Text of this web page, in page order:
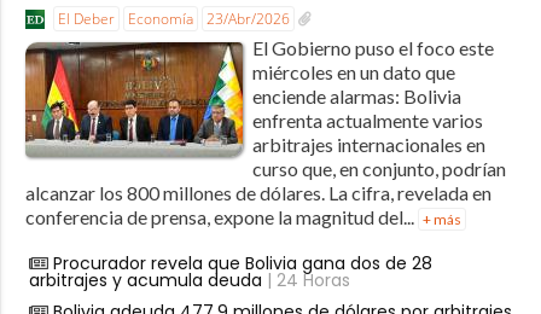
El Deber Economía 23/Abr/2026
El Gobierno puso el foco este
miércoles en un dato que
enciende alarmas: Bolivia
enfrenta actualmente varios
arbitrajes internacionales en
curso que, en conjunto, podrían
alcanzar los 800 millones de dólares. La cifra, revelada en
conferencia de prensa, expone la magnitud del...
+ más
Procurador revela que Bolivia gana dos de 28
arbitrajes y acumula deuda | 24 Horas